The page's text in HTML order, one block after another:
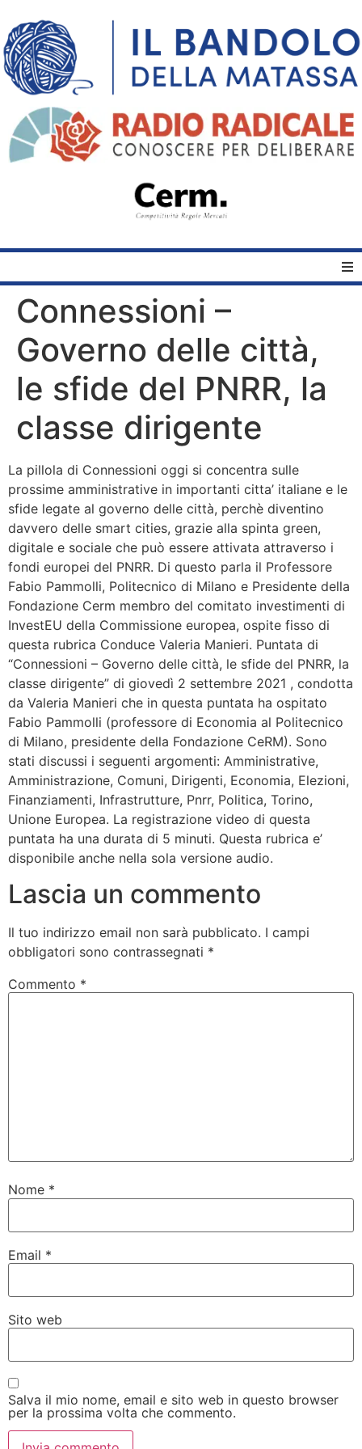
Home
Quelli del Bandolo
Bandolo
Connessioni
Fondazione CERM
Fondazione CERM – Idee
Connessioni –
Governo delle città,
le sfide del PNRR, la
classe dirigente
La pillola di Connessioni oggi si concentra sulle
prossime amministrative in importanti citta’ italiane e le
sfide legate al governo delle città, perchè diventino
davvero delle smart cities, grazie alla spinta green,
digitale e sociale che può essere attivata attraverso i
fondi europei del PNRR. Di questo parla il Professore
Fabio Pammolli, Politecnico di Milano e Presidente della
Fondazione Cerm membro del comitato investimenti di
InvestEU della Commissione europea, ospite fisso di
questa rubrica Conduce Valeria Manieri. Puntata di
“Connessioni – Governo delle città, le sfide del PNRR, la
classe dirigente” di giovedì 2 settembre 2021 , condotta
da Valeria Manieri che in questa puntata ha ospitato
Fabio Pammolli (professore di Economia al Politecnico
di Milano, presidente della Fondazione CeRM). Sono
stati discussi i seguenti argomenti: Amministrative,
Amministrazione, Comuni, Dirigenti, Economia, Elezioni,
Finanziamenti, Infrastrutture, Pnrr, Politica, Torino,
Unione Europea. La registrazione video di questa
puntata ha una durata di 5 minuti. Questa rubrica e’
disponibile anche nella sola versione audio.
Lascia un commento
Il tuo indirizzo email non sarà pubblicato. I campi
obbligatori sono contrassegnati *
Commento *
Nome *
Email *
Sito web
Salva il mio nome, email e sito web in questo browser
per la prossima volta che commento.